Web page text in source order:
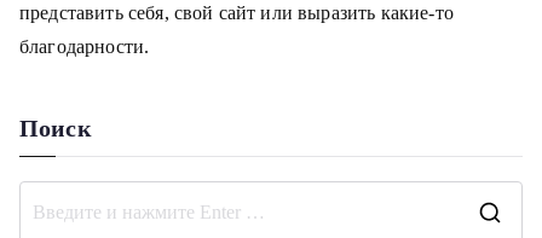
представить себя, свой сайт или выразить какие-то
благодарности.
Поиск